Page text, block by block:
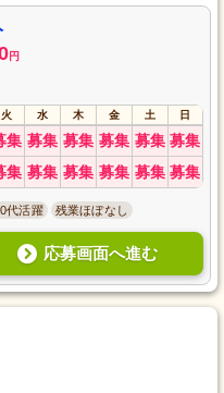
円
火 水 木 金 土 日
集 募集 募集 募集 募集 募集
集 募集 募集 募集 募集 募集
代活躍 残業ほぼなし
応募画面へ進む